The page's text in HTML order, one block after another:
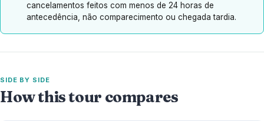
cancelamentos feitos com menos de 24 horas de
antecedência, não comparecimento ou chegada tardia.
SIDE BY SIDE
How this tour compares